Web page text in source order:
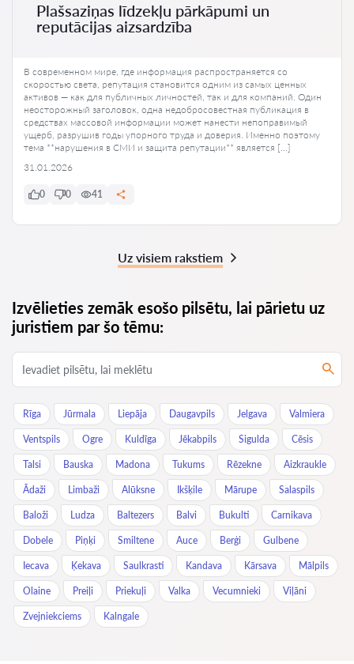
Plašsaziņas līdzekļu pārkāpumi un
reputācijas aizsardzība
В современном мире, где информация распространяется со
скоростью света, репутация становится одним из самых ценных
активов — как для публичных личностей, так и для компаний. Один
неосторожный заголовок, одна недобросовестная публикация в
средствах массовой информации может нанести непоправимый
ущерб, разрушив годы упорного труда и доверия. Именно поэтому
тема **нарушения в СМИ и защита репутации** является […]
31.01.2026
0 0 41
Uz visiem rakstiem
Izvēlieties zemāk esošo pilsētu, lai pārietu uz
juristiem par šo tēmu:
Rīga Jūrmala Liepāja Daugavpils Jelgava Valmiera
Ventspils Ogre Kuldīga Jēkabpils Sigulda Cēsis
Talsi Bauska Madona Tukums Rēzekne Aizkraukle
Ādaži Limbaži Alūksne Ikšķile Mārupe Salaspils
Baloži Ludza Baltezers Balvi Bukulti Carnikava
Dobele Piņķi Smiltene Auce Berģi Gulbene
Iecava Ķekava Saulkrasti Kandava Kārsava Mālpils
Olaine Preiļi Priekuļi Valka Vecumnieki Viļāni
Zvejniekciems Kalngale